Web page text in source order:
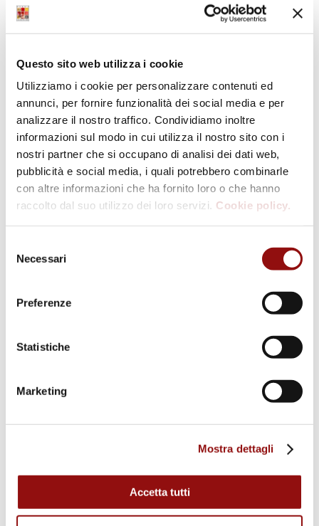
Questo sito web utilizza i cookie
Utilizziamo i cookie per personalizzare contenuti ed
annunci, per fornire funzionalità dei social media e per
analizzare il nostro traffico. Condividiamo inoltre
informazioni sul modo in cui utilizza il nostro sito con i
nostri partner che si occupano di analisi dei dati web,
pubblicità e social media, i quali potrebbero combinarle
con altre informazioni che ha fornito loro o che hanno
raccolto dal suo utilizzo dei loro servizi. Cookie policy.
delNecessari
Preferenze
Statistiche
Marketing
Mostra dettagli
Accetta tutti
narrare le storie immortali del Re dei Formaggi
Evento
Navigation
2 giugno – Martedì –
Tutti i Musei del Cibo
– Apertura dalle 10
alle 18 (Museo del
Tartufo 10-13, 15-18).
14 giugno – Domenica
– Museo del Fungo
Porcino – Sede di
Albareto – Apertura
dalle 14 alle 18
Dettagli
13/06/2026
Prezzo:
Luogo
Piazza del Convento, 1
Fontevivo, (PR) Italia